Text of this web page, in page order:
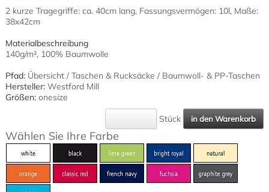
2 kurze Tragegriffe: ca. 40cm lang, Fassungsvermögen: 10l, Maße:
38x42cm
Materialbeschreibung
140g/m², 100% Baumwolle
Pfad: Übersicht/ Taschen & Rucksäcke / Baumwoll- & PP-Taschen
Hersteller:Westford Mill
Größen:onesize
Stück
Wählen Sie Ihre Farbe